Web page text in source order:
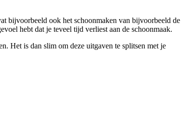
bijvoorbeeld ook het schoonmaken van bijvoorbeeld de
hebt dat je teveel tijd verliest aan de schoonmaak.
Het is dan slim om deze uitgaven te splitsen met je